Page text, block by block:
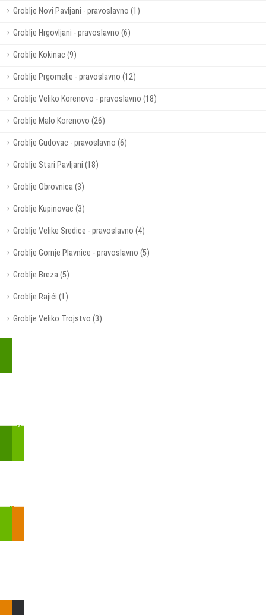
Groblje Novi Pavljani - pravoslavno (1)
Groblje Hrgovljani - pravoslavno (6)
Groblje Kokinac (9)
Groblje Prgomelje - pravoslavno (12)
Groblje Veliko Korenovo - pravoslavno (18)
Groblje Malo Korenovo (26)
Groblje Gudovac - pravoslavno (6)
Groblje Stari Pavljani (18)
Groblje Obrovnica (3)
Groblje Kupinovac (3)
Groblje Velike Sredice - pravoslavno (4)
Groblje Gornje Plavnice - pravoslavno (5)
Groblje Breza (5)
Groblje Rajići (1)
Groblje Veliko Trojstvo (3)